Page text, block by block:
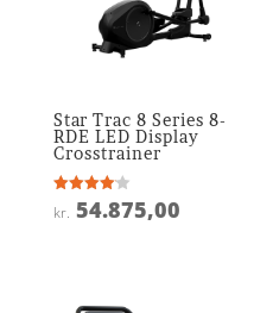
Star Trac 8 Series 8-
RDE LED Display
Crosstrainer
Vurderet
4.1
kr. 54.875,00